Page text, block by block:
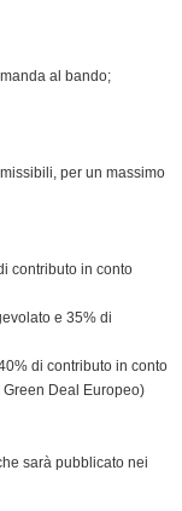
al bando;
per un massimo
contributo in conto
e 35% di
di contributo in conto
Deal Europeo)
sarà pubblicato nei